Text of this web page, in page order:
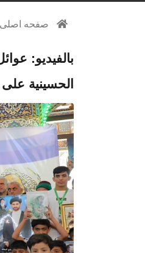
صفحه اصلی
بالفيديو:
الحسينية